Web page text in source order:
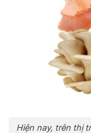
Hiện nay, trên thị